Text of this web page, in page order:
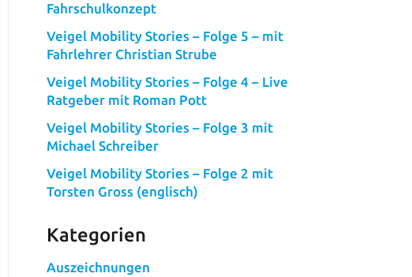
Fahrschulkonzept
Veigel Mobility Stories – Folge 5 – mit
Fahrlehrer Christian Strube
Veigel Mobility Stories – Folge 4 – Live
Ratgeber mit Roman Pott
Veigel Mobility Stories – Folge 3 mit
Michael Schreiber
Veigel Mobility Stories – Folge 2 mit
Torsten Gross (englisch)
Kategorien
Auszeichnungen